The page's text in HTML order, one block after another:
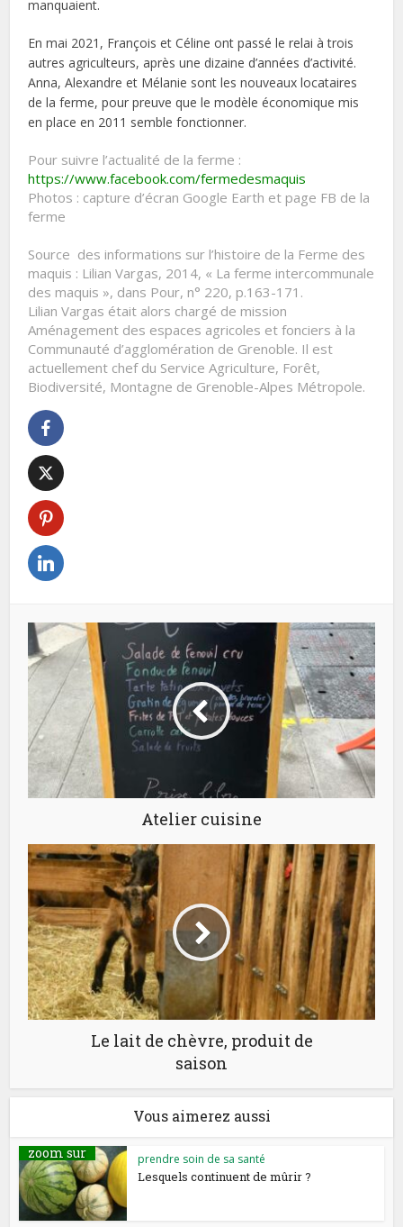
manquaient.
En mai 2021, François et Céline ont passé le relai à trois
autres agriculteurs, après une dizaine d’années d’activité.
Anna, Alexandre et Mélanie sont les nouveaux locataires
de la ferme, pour preuve que le modèle économique mis
en place en 2011 semble fonctionner.
Pour suivre l’actualité de la ferme :
https://www.facebook.com/fermedesmaquis
Photos : capture d’écran Google Earth et page FB de la
ferme
Source des informations sur l’histoire de la Ferme des
maquis : Lilian Vargas, 2014, « La ferme intercommunale
des maquis », dans Pour, n° 220, p.163-171.
Lilian Vargas était alors chargé de mission
Aménagement des espaces agricoles et fonciers à la
Communauté d’agglomération de Grenoble. Il est
actuellement chef du Service Agriculture, Forêt,
Biodiversité, Montagne de Grenoble-Alpes Métropole.
Atelier cuisine
Le lait de chèvre, produit de
saison
Vous aimerez aussi
zoom sur prendre soin de sa santé
Lesquels continuent de mûrir ?